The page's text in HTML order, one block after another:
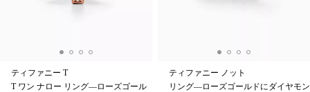
ティファニー T
T ワン ナロー リング—ローズゴール
ティファニー ノット
リング—ローズゴールドにダイヤモン